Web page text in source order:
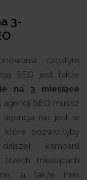
3-
częstym
SEO jest także
na 3 miesiące
SEO musisz
agencja nie jest w
które pozwoliłyby
kampanii
miesiącach
a także inne